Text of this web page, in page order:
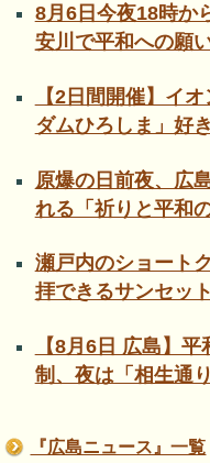
8月6日今夜18時か
安川で平和への願
【2日間開催】イ
ダムひろしま」好
原爆の日前夜、広
れる「祈りと平和
瀬戸内のショート
拝できるサンセッ
【8月6日 広島】
制、夜は「相生通
『広島ニュース』一覧